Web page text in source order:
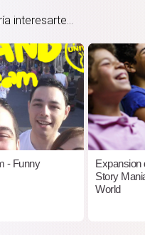
interesarte...
- Funny
Expansion
Story
World